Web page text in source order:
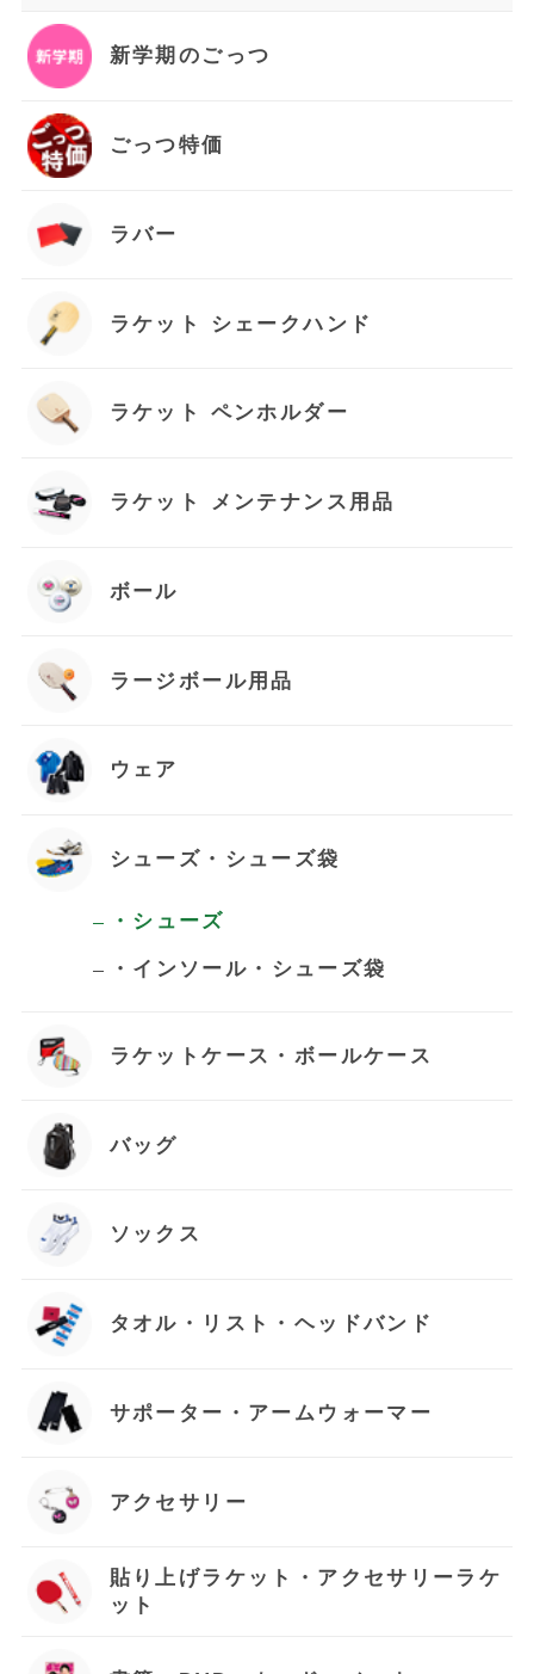
新学期のごっつ
ごっつ特価
ラバー
ラケット シェークハンド
ラケット ペンホルダー
ラケット メンテナンス用品
ボール
ラージボール用品
ウェア
シューズ・シューズ袋
・シューズ
・インソール・シューズ袋
ラケットケース・ボールケース
バッグ
ソックス
タオル・リスト・ヘッドバンド
サポーター・アームウォーマー
アクセサリー
貼り上げラケット・アクセサリーラケ
ット